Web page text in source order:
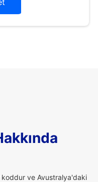
koddur ve Avustralya'daki